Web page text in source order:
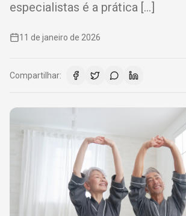
especialistas é a prática […]
11 de janeiro de 2026
Compartilhar: